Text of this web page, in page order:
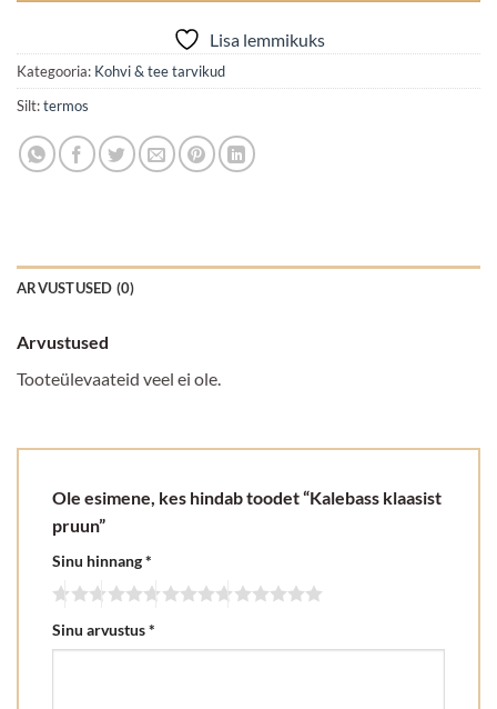
Lisa lemmikuks
Kategooria: Kohvi & tee tarvikud
Silt:termos
ARVUSTUSED (0)
Arvustused
Tooteülevaateid veel ei ole.
Ole esimene, kes hindab toodet “Kalebass klaasist
pruun”
Sinu hinnang*
Sinu arvustus*